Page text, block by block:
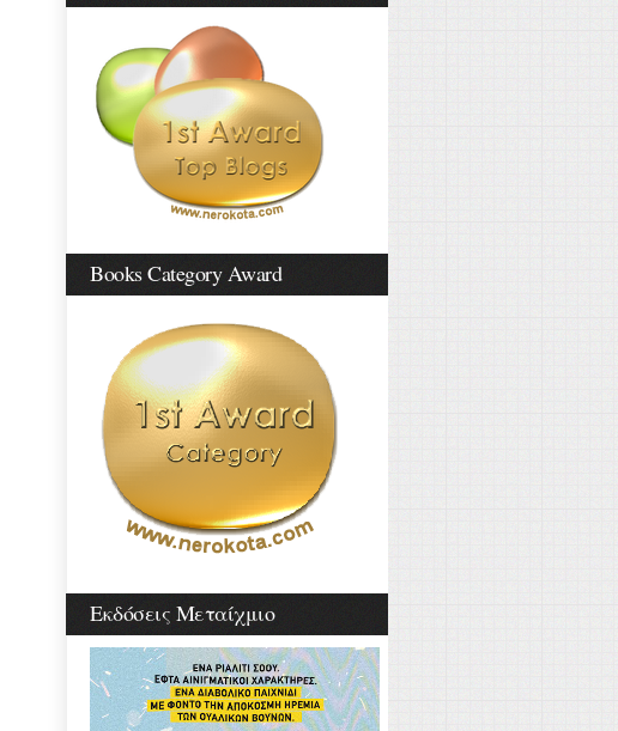
Books Category Award
Εκδόσεις Μεταίχμιο